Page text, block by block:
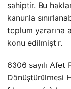
sahiptir. Bu
kanunla
toplum yararına
konu edilmiştir.
6306 sayılı Afet
Dönüştürülmesi